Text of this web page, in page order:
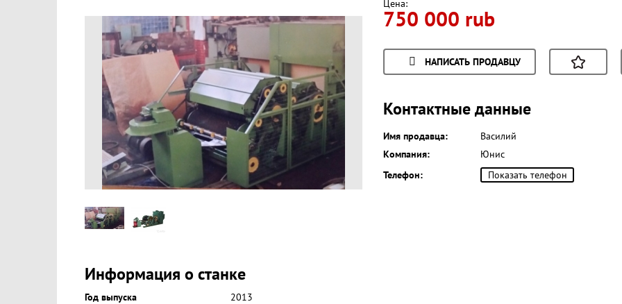
Цена:
750 000 rub
НАПИСАТЬ ПРОДАВЦУ
Контактные данные
Имя продавца:
Василий
Компания:
Юнис
Телефон:
Показать телефон
Информация о станке
Год выпуска
2013